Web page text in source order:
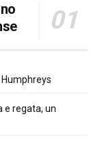
e regata, un